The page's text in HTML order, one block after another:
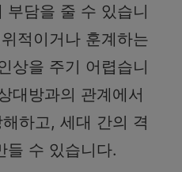
부담을 줄 수 있습니
적이거나 훈계하는
상을 주기 어렵습니
대방과의 관계에서
하고, 세대 간의 격
들 수 있습니다.